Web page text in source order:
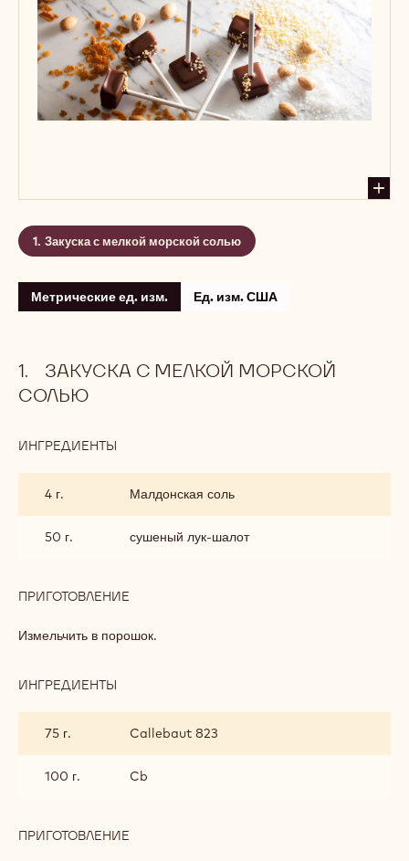
Закуска с мелкой морской солью
Метрические ед. изм. Ед. изм. США
ЗАКУСКА С МЕЛКОЙ МОРСКОЙ
СОЛЬЮ
ИНГРЕДИЕНТЫ
МЕЛКОЙ
МОРСКОЙ
СОЛЬЮ
4 г. Малдонская соль
50 г. сушеный лук-шалот
ПРИГОТОВЛЕНИЕ
С
Измельчить в порошок.
ИНГРЕДИЕНТЫ
МЕЛКОЙ
МОРСКОЙ
СОЛЬЮ
75 г. Callebaut 823
100 г. Cb
ПРИГОТОВЛЕНИЕ